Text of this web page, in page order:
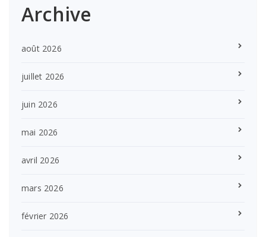
Archive
août 2026
juillet 2026
juin 2026
mai 2026
avril 2026
mars 2026
février 2026